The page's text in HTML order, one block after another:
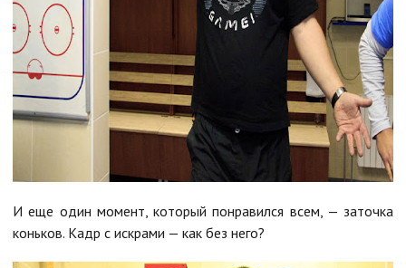
И еще один момент, который понравился всем, — заточка
коньков. Кадр с искрами — как без него?